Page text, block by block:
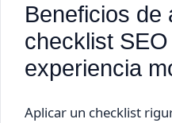
Beneficios de
checklist
experiencia
Aplicar un checklist